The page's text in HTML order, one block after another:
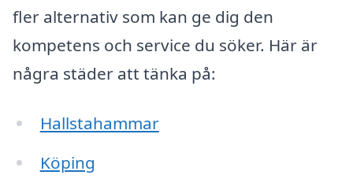
fler alternativ som kan ge dig den
kompetens och service du söker. Här är
några städer att tänka på:
Hallstahammar
Köping